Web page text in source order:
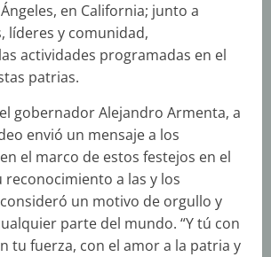
en California; junto a
líderes y comunidad,
actividades programadas en el
patrias.
gobernador Alejandro Armenta, a
envió un mensaje a los
el marco de estos festejos en el
reconocimiento a las y los
un motivo de orgullo y
parte del mundo. “Y tú con
tu fuerza, con el amor a la patria y